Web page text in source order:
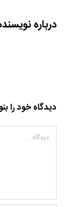
درباره
دیدگاه خود را
دیدگاه